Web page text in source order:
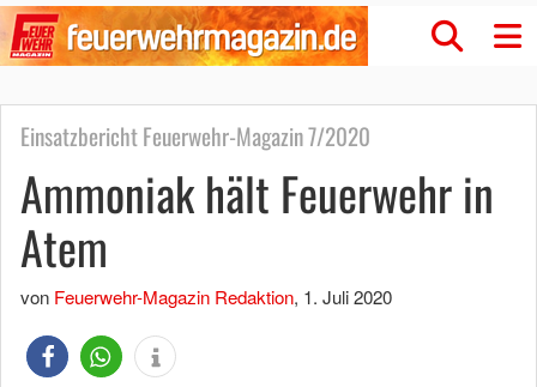
Einsatzbericht Feuerwehr-Magazin 7/2020
Ammoniak hält Feuerwehr in
Atem
von Feuerwehr-Magazin Redaktion, 1. Juli 2020